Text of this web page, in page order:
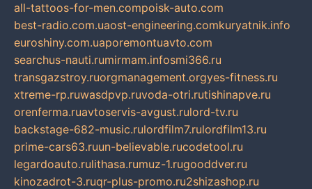
all-tattoos-for-men.compoisk-auto.com
best-radio.com.uaost-engineering.comkuryatnik.info
euroshiny.com.uaporemontuavto.com
searchus-nauti.rumirmam.infosmi366.ru
transgazstroy.ruorgmanagement.orgyes-fitness.ru
xtreme-rp.ruwasdpvp.ruvoda-otri.rutishinapve.ru
orenferma.ruavtoservis-avgust.rulord-tv.ru
backstage-682-music.rulordfilm7.rulordfilm13.ru
prime-cars63.ruun-believable.rucodetool.ru
legardoauto.rulithasa.rumuz-1.rugooddver.ru
kinozadrot-3.ruqr-plus-promo.ru2shizashop.ru